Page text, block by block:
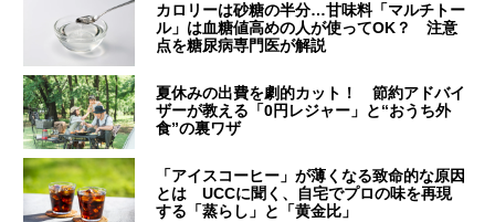
カロリーは砂糖の半分…甘味料「マルチトー
ル」は血糖値高めの人が使ってOK？ 注意
点を糖尿病専門医が解説
夏休みの出費を劇的カット！ 節約アドバイ
ザーが教える「0円レジャー」と“おうち外
食”の裏ワザ
「アイスコーヒー」が薄くなる致命的な原因
とは UCCに聞く、自宅でプロの味を再現
する「蒸らし」と「黄金比」